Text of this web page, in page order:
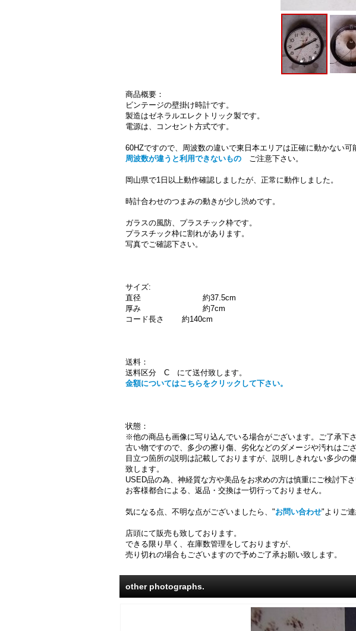
商品概要：
ビンテージの壁掛け時計です。
製造はゼネラルエレクトリック製です。
電源は、コンセント方式です。
60HZですので、周波数の違いで東日本エリアは正確に動かない可
周波数が違うと利用できないもの ご注意下さい。
岡山県で1日以上動作確認しましたが、正常に動作しました。
時計合わせのつまみの動きが少し渋めです。
ガラスの風防、プラスチック枠です。
プラスチック枠に割れがあります。
写真でご確認下さい。
サイズ:
直径 約37.5cm
厚み 約7cm
コード長さ 約140cm
送料：
送料区分 C にて送付致します。
金額についてはこちらをクリックして下さい。
状態：
※他の商品も画像に写り込んでいる場合がございます。ご了承下さ
古い物ですので、多少の擦り傷、劣化などのダメージや汚れはござ
目立つ箇所の説明は記載しておりますが、説明しきれない多少
致します。
USED品の為、神経質な方や美品をお求めの方は慎重にご検討下さ
お客様都合による、返品・交換は一切行っておりません。
気になる点、不明な点がございましたら、"お問い合わせ"よりご連
店頭にて販売も致しております。
できる限り早く、在庫数管理をしておりますが、
売り切れの場合もございますので予めご了承お願い致します。
other photographs.